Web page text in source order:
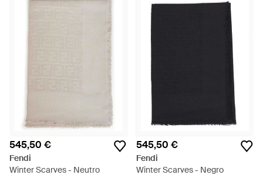
545,50 €
Fendi
Winter Scarves - Neutro
545,50 €
Fendi
Winter Scarves - Negro